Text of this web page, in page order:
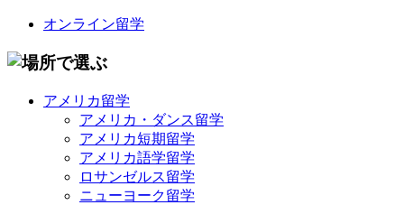
オンライン留学
アメリカ留学
アメリカ・ダンス留学
アメリカ短期留学
アメリカ語学留学
ロサンゼルス留学
ニューヨーク留学